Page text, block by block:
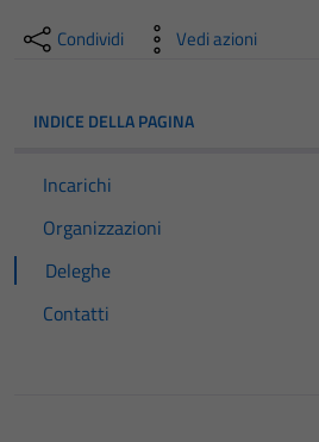
Condividi Vedi azioni
INDICE DELLA PAGINA
Incarichi
Organizzazioni
Deleghe
Contatti